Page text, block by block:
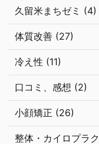
久留米まちゼミ (4)
体質改善 (27)
冷え性 (11)
口コミ、感想 (2)
小顔矯正 (26)
整体・カイロプラ